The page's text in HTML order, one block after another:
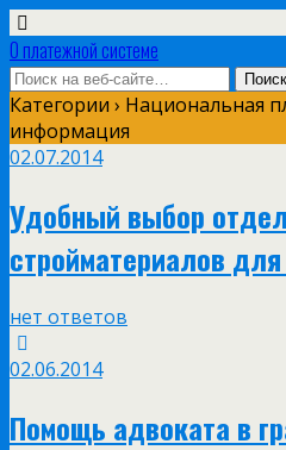
О платежной системе
Категории › Национальная
информация
02.07.2014
Удобный выбор
стройматериалов
нет ответов
02.06.2014
Помощь адвоката в